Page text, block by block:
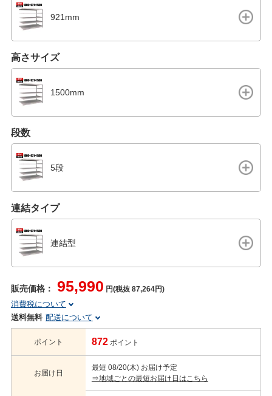
921mm
高さサイズ
1500mm
段数
5段
連結タイプ
連結型
販売価格： 95,990 円(税抜 87,264円)
消費税について
送料無料 配送について
ポイント 872 ポイント
お届け日
最短 08/20(木) お届け予定
⇒地域ごとの最短お届け日はこちら